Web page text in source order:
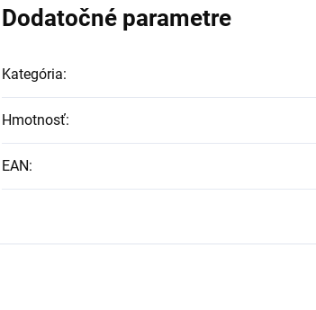
Dodatočné parametre
Kategória:
Hmotnosť:
EAN: